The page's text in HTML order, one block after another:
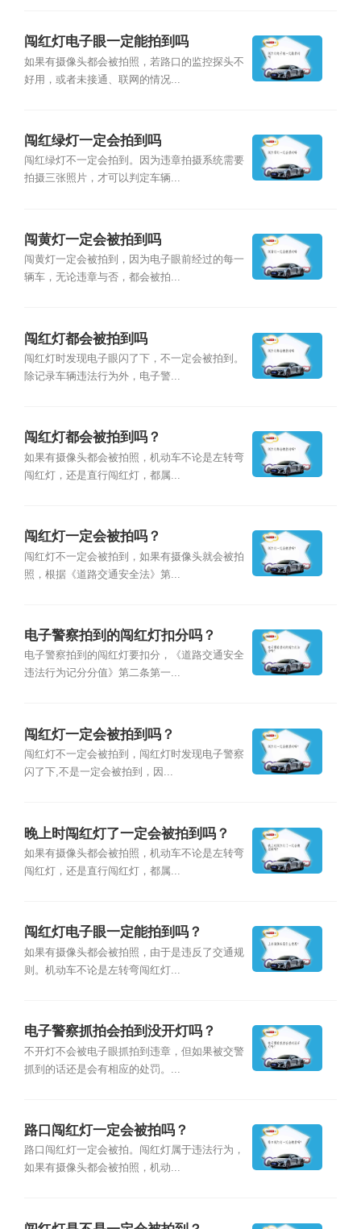
闯红灯电子眼一定能拍到吗
如果有摄像头都会被拍照，若路口的监控探头不
好用，或者未接通、联网的情况...
闯红绿灯一定会拍到吗
闯红绿灯不一定会拍到。因为违章拍摄系统需要
拍摄三张照片，才可以判定车辆...
闯黄灯一定会被拍到吗
闯黄灯一定会被拍到，因为电子眼前经过的每一
辆车，无论违章与否，都会被拍...
闯红灯都会被拍到吗
闯红灯时发现电子眼闪了下，不一定会被拍到。
除记录车辆违法行为外，电子警...
闯红灯都会被拍到吗？
如果有摄像头都会被拍照，机动车不论是左转弯
闯红灯，还是直行闯红灯，都属...
闯红灯一定会被拍吗？
闯红灯不一定会被拍到，如果有摄像头就会被拍
照，根据《道路交通安全法》第...
电子警察拍到的闯红灯扣分吗？
电子警察拍到的闯红灯要扣分，《道路交通安全
违法行为记分分值》第二条第一...
闯红灯一定会被拍到吗？
闯红灯不一定会被拍到，闯红灯时发现电子警察
闪了下,不是一定会被拍到，因...
晚上时闯红灯了一定会被拍到吗？
如果有摄像头都会被拍照，机动车不论是左转弯
闯红灯，还是直行闯红灯，都属...
闯红灯电子眼一定能拍到吗？
如果有摄像头都会被拍照，由于是违反了交通规
则。机动车不论是左转弯闯红灯...
电子警察抓拍会拍到没开灯吗？
不开灯不会被电子眼抓拍到违章，但如果被交警
抓到的话还是会有相应的处罚。...
路口闯红灯一定会被拍吗？
路口闯红灯一定会被拍。闯红灯属于违法行为，
如果有摄像头都会被拍照，机动...